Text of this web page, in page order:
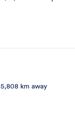
5,808 km away